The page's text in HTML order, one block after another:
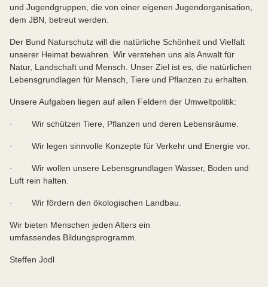
und Jugendgruppen, die von einer eigenen Jugendorganisation,
dem JBN, betreut werden.
Der Bund Naturschutz will die natürliche Schönheit und Vielfalt
unserer Heimat bewahren. Wir verstehen uns als Anwalt für
Natur, Landschaft und Mensch. Unser Ziel ist es, die natürlichen
Lebensgrundlagen für Mensch, Tiere und Pflanzen zu erhalten.
Unsere Aufgaben liegen auf allen Feldern der Umweltpolitik:
· Wir schützen Tiere, Pflanzen und deren Lebensräume.
· Wir legen sinnvolle Konzepte für Verkehr und Energie vor.
· Wir wollen unsere Lebensgrundlagen Wasser, Boden und
Luft rein halten.
· Wir fördern den ökologischen Landbau.
Wir bieten Menschen jeden Alters ein
umfassendes Bildungsprogramm.
Steffen Jodl